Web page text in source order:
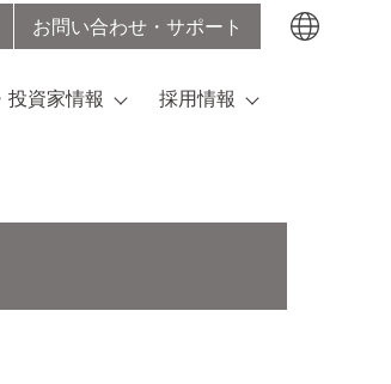
お問い合わせ・サポート
投資家情報 採用情報